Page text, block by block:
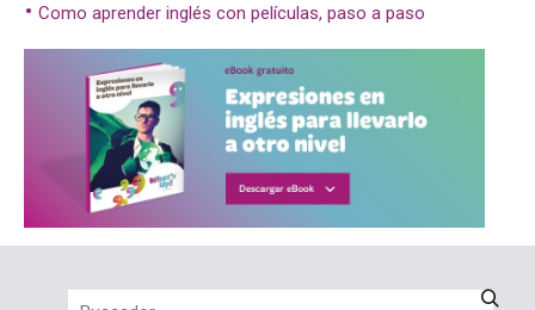
Como aprender inglés con películas, paso a paso